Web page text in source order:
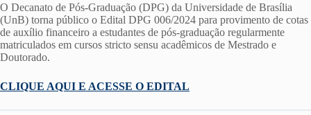
O Decanato de Pós-Graduação (DPG) da Universidade de Brasília
(UnB) torna público o Edital DPG 006/2024 para provimento de cotas
de auxílio financeiro a estudantes de pós-graduação regularmente
matriculados em cursos stricto sensu acadêmicos de Mestrado e
Doutorado.
CLIQUE AQUI E ACESSE O EDITAL